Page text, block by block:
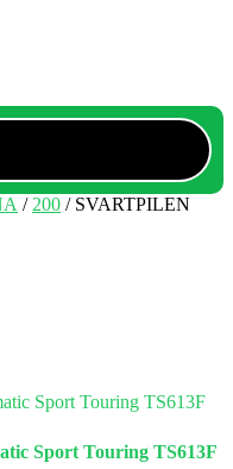
/ 200 / SVARTPILEN
Sport Touring TS613F